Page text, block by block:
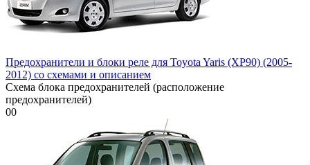
Предохранители и блоки реле для Toyota Yaris (XP90) (2005-
2012) со схемами и описанием
Схема блока предохранителей (расположение
предохранителей)
00